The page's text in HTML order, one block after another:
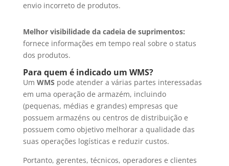
envio incorreto de produtos.
Melhor visibilidade da cadeia de suprimentos:
fornece informações em tempo real sobre o status
dos produtos.
Para quem é indicado um WMS?
Um WMS pode atender a várias partes interessadas
em uma operação de armazém, incluindo
(pequenas, médias e grandes) empresas que
possuem armazéns ou centros de distribuição e
possuem como objetivo melhorar a qualidade das
suas operações logísticas e reduzir custos.
Portanto, gerentes, técnicos, operadores e clientes